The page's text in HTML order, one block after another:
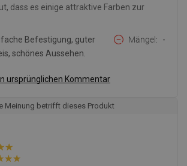
dass es einige attraktive Farben zur
Befestigung, guter
schönes Aussehen.
Mängel -
ursprünglichen Kommentar
Meinung betrifft dieses Produkt